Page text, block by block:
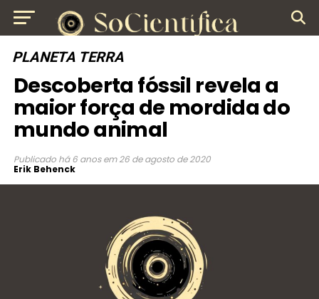
PLANETA TERRA
Descoberta fóssil revela a
maior força de mordida do
mundo animal
Publicado há 6 anos em 26 de agosto de 2020
Erik Behenck